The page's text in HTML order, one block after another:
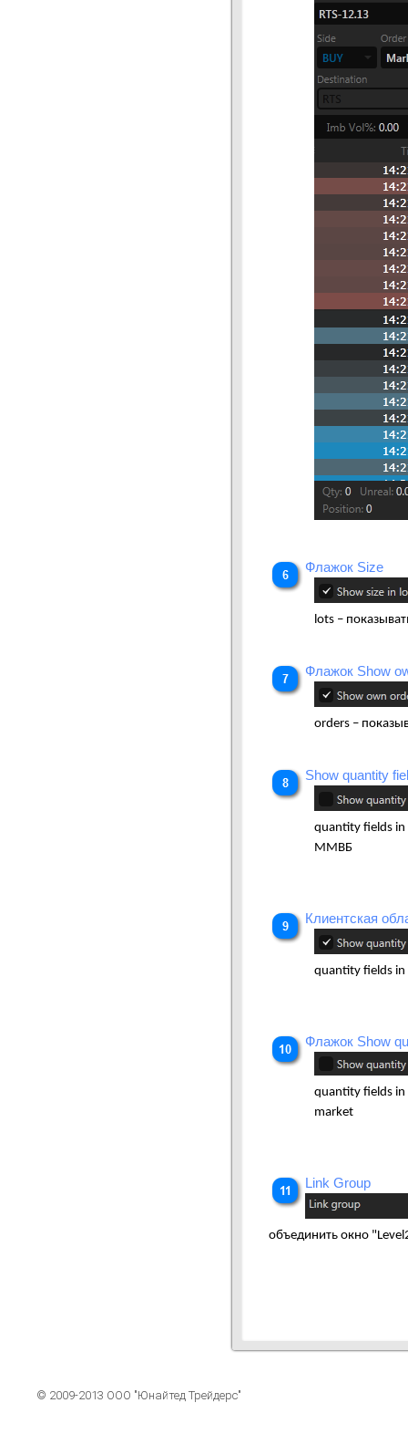
Флажок Size
lots –
Флажок Show
orders –
Show quantity
quantity fields in
ММВБ
Клиентская
quantity fields in
Флажок Show
quantity fields in
market
Link Group
объединить окно "
© 2009-2013 ООО "Юнайтед Трейдерс"